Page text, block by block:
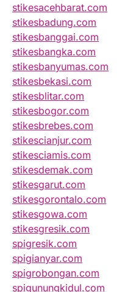
stikesacehbarat.com
stikesbadung.com
stikesbanggai.com
stikesbangka.com
stikesbanyumas.com
stikesbekasi.com
stikesblitar.com
stikesbogor.com
stikesbrebes.com
stikescianjur.com
stikesciamis.com
stikesdemak.com
stikesgarut.com
stikesgorontalo.com
stikesgowa.com
stikesgresik.com
spigresik.com
spigianyar.com
spigrobongan.com
spigunungkidul.com